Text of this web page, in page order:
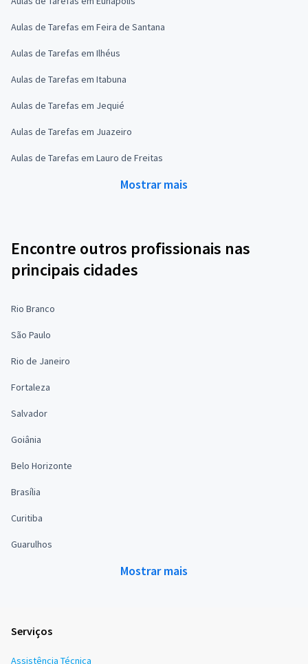
Aulas de Tarefas em Feira de Santana
Aulas de Tarefas em Ilhéus
Aulas de Tarefas em Itabuna
Aulas de Tarefas em Jequié
Aulas de Tarefas em Juazeiro
Aulas de Tarefas em Lauro de Freitas
Mostrar mais
Encontre outros profissionais nas
principais cidades
Rio Branco
São Paulo
Rio de Janeiro
Fortaleza
Salvador
Goiânia
Belo Horizonte
Brasília
Curitiba
Guarulhos
Mostrar mais
Serviços
Assistência Técnica